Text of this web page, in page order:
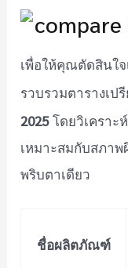
เพื่อให้คุณตัดสินใจ
รวบรวมตารางเป
2025โดยวิเคราะ
เหมาะสมกับสภา
พริบตาเดียว
ชื่อผลิตภัณฑ์